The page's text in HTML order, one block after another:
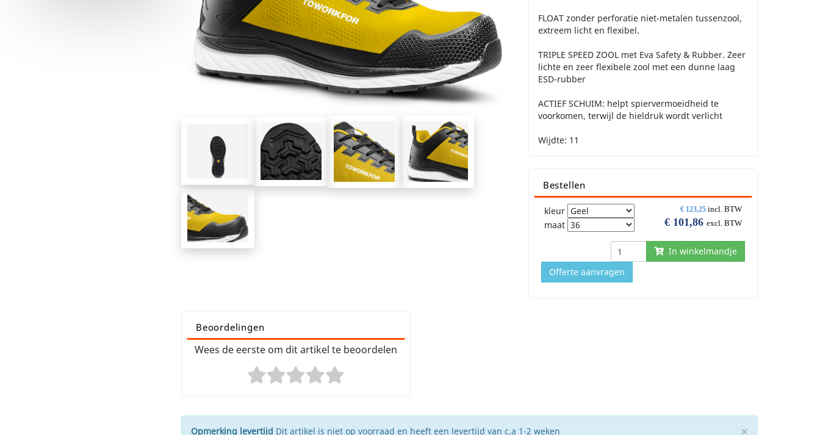
FLOAT zonder perforatie niet-metalen tussenzool,
extreem licht en flexibel.
TRIPLE SPEED ZOOL met Eva Safety & Rubber. Zeer
lichte en zeer flexibele zool met een dunne laag
ESD-rubber
ACTIEF SCHUIM: helpt spiervermoeidheid te
voorkomen, terwijl de hieldruk wordt verlicht
Wijdte: 11
Bestellen
€ 123,25 incl. BTW
€ 101,86 excl. BTW
kleur
maat
In winkelmandje
Offerte aanvragen
Beoordelingen
Wees de eerste om dit artikel te beoordelen
×
Opmerking levertijd Dit artikel is niet op voorraad en heeft een levertijd van c.a 1-2 weken